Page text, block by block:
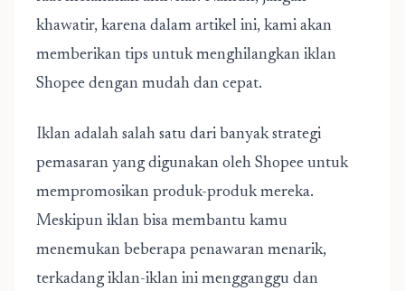
khawatir, karena dalam artikel ini, kami akan
memberikan tips untuk menghilangkan iklan
Shopee dengan mudah dan cepat.
Iklan adalah salah satu dari banyak strategi
pemasaran yang digunakan oleh Shopee untuk
mempromosikan produk-produk mereka.
Meskipun iklan bisa membantu kamu
menemukan beberapa penawaran menarik,
terkadang iklan-iklan ini mengganggu dan